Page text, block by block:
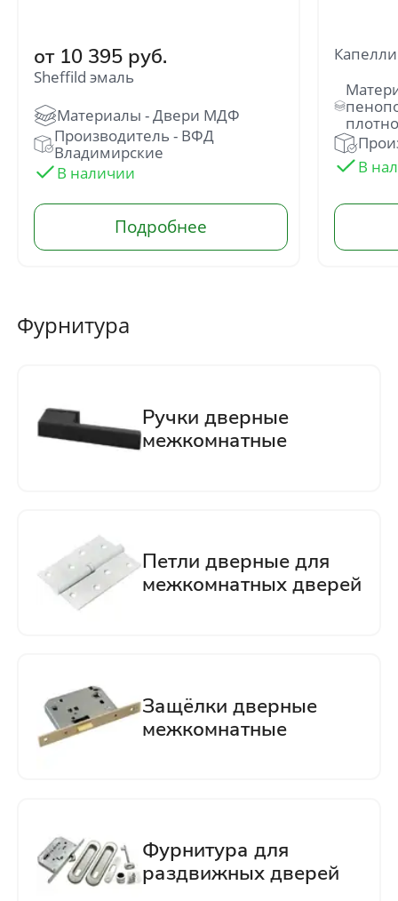
от 10 395 руб.
Sheffild эмаль
Производитель - ВФД
Владимирские
Фурнитура
Отправить
Нажимая кнопку «Отправить», Вы
соглашаетесь с политикой обработки
персональных данных